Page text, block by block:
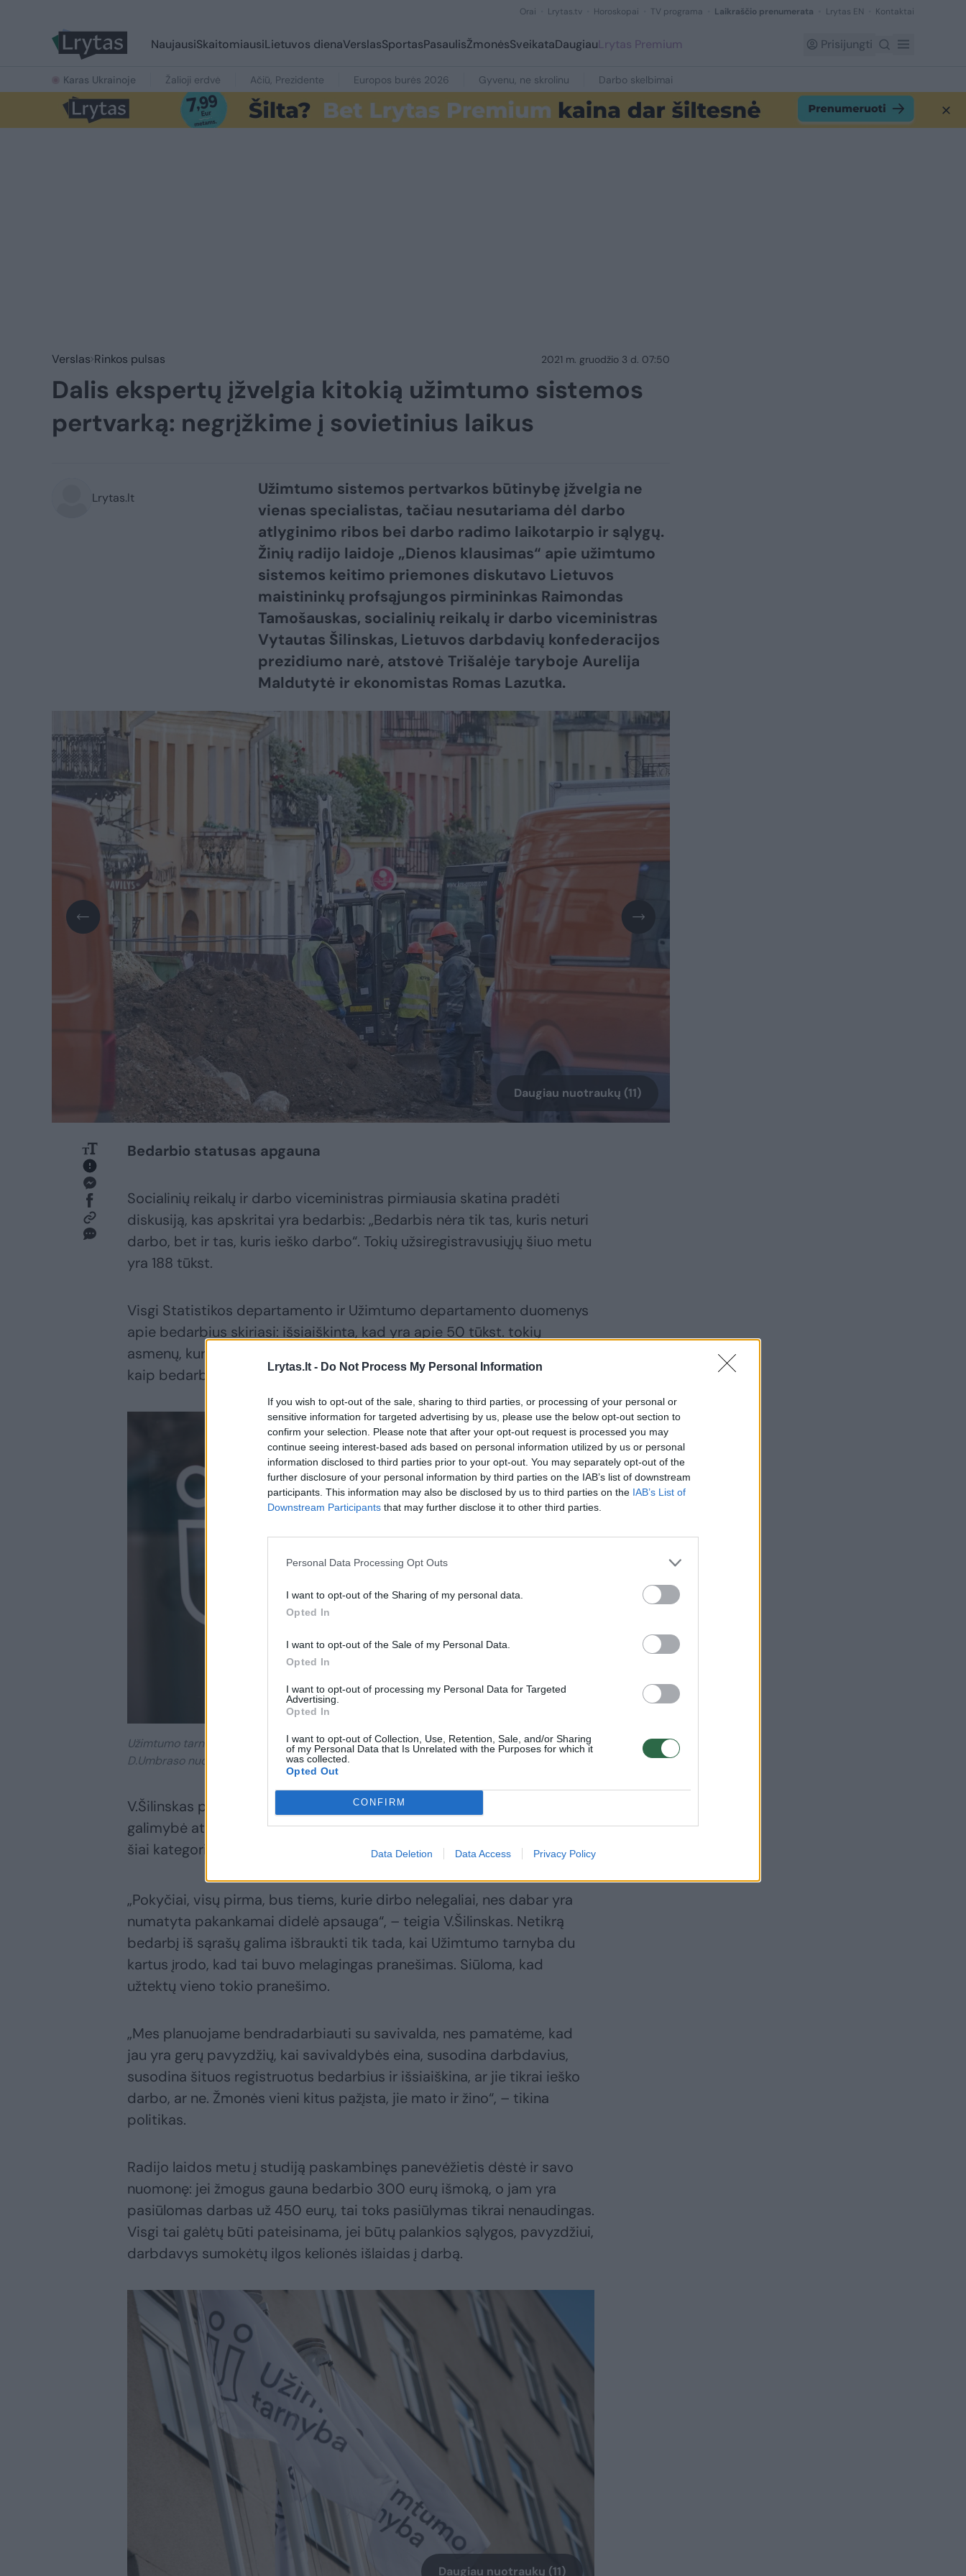
Lrytas.lt - Do Not Process My Personal Information
If you wish to opt-out of the sale, sharing to third parties, or processing of your personal or
sensitive information for targeted advertising by us, please use the below opt-out section to
confirm your selection. Please note that after your opt-out request is processed you may
continue seeing interest-based ads based on personal information utilized by us or personal
information disclosed to third parties prior to your opt-out. You may separately opt-out of the
further disclosure of your personal information by third parties on the IAB’s list of downstream
participants. This information may also be disclosed by us to third parties on the IAB’s List of
Downstream Participants that may further disclose it to other third parties.
Personal Data Processing Opt Outs
I want to opt-out of the Sharing of my personal data.
Opted In
I want to opt-out of the Sale of my Personal Data.
Opted In
I want to opt-out of processing my Personal Data for Targeted
Advertising.
Opted In
I want to opt-out of Collection, Use, Retention, Sale, and/or Sharing
of my Personal Data that Is Unrelated with the Purposes for which it
was collected.
Opted Out
CONFIRM
Data Deletion Data Access Privacy Policy
Orai Lrytas.tv Horoskopai TV programa Laikraščio prenumerata Lrytas EN Kontaktai
NaujausiSkaitomiausiLietuvos dienaVerslasSportasPasaulisŽmonėsSveikataDaugiauLrytas Premium Prisijungti
Karas Ukrainoje Žalioji erdvė Ačiū, Prezidente Europos burės 2026 Gyvenu, ne skrolinu Darbo skelbimai
Verslas Rinkos pulsas 2021 m. gruodžio 3 d. 07:50
Dalis ekspertų įžvelgia kitokią užimtumo sistemos
pertvarką: negrįžkime į sovietinius laikus
Lrytas.lt
Užimtumo sistemos pertvarkos būtinybę įžvelgia ne
vienas specialistas, tačiau nesutariama dėl darbo
atlyginimo ribos bei darbo radimo laikotarpio ir sąlygų.
Žinių radijo laidoje „Dienos klausimas“ apie užimtumo
sistemos keitimo priemones diskutavo Lietuvos
maistininkų profsąjungos pirmininkas Raimondas
Tamošauskas, socialinių reikalų ir darbo viceministras
Vytautas Šilinskas, Lietuvos darbdavių konfederacijos
prezidiumo narė, atstovė Trišalėje taryboje Aurelija
Maldutytė ir ekonomistas Romas Lazutka.
Daugiau nuotraukų (11)
Bedarbio statusas apgauna
Socialinių reikalų ir darbo viceministras pirmiausia skatina pradėti
diskusiją, kas apskritai yra bedarbis: „Bedarbis nėra tik tas, kuris neturi
darbo, bet ir tas, kuris ieško darbo“. Tokių užsiregistravusiųjų šiuo metu
yra 188 tūkst.
Visgi Statistikos departamento ir Užimtumo departamento duomenys
apie bedarbius skiriasi: išsiaiškinta, kad yra apie 50 tūkst. tokių
asmenų, kurie turi darbą, tačiau yra užsiregistravę Užimtumo tarnyboje
kaip bedarbiai.
Daugiau nuotraukų (11)
Užimtumo tarnybos darbuotojui tenka apie 700 žmonių.
D.Umbraso nuotr.
V.Šilinskas pabrėžia, kad naująja užimtumo sistemos pertvarka būtų
galimybė atskirti tuos, kurie tikrai ateina susirasti darbą. Anot politiko,
šiai kategorijai žmonių jokių pokyčių įstatymo projekte neplanuojama.
„Pokyčiai, visų pirma, bus tiems, kurie dirbo nelegaliai, nes dabar yra
numatyta pakankamai didelė apsauga“, – teigia V.Šilinskas. Netikrą
bedarbį iš sąrašų galima išbraukti tik tada, kai Užimtumo tarnyba du
kartus įrodo, kad tai buvo melagingas pranešimas. Siūloma, kad
užtektų vieno tokio pranešimo.
„Mes planuojame bendradarbiauti su savivalda, nes pamatėme, kad
jau yra gerų pavyzdžių, kai savivaldybės eina, susodina darbdavius,
susodina šituos registruotus bedarbius ir išsiaiškina, ar jie tikrai ieško
darbo, ar ne. Žmonės vieni kitus pažįsta, jie mato ir žino“, – tikina
politikas.
Radijo laidos metu į studiją paskambinęs panevėžietis dėstė ir savo
nuomonę: jei žmogus gauna bedarbio 300 eurų išmoką, o jam yra
pasiūlomas darbas už 450 eurų, tai toks pasiūlymas tikrai nenaudingas.
Visgi tai galėtų būti pateisinama, jei būtų palankios sąlygos, pavyzdžiui,
darbdavys sumokėtų ilgos kelionės išlaidas į darbą.
Daugiau nuotraukų (11)